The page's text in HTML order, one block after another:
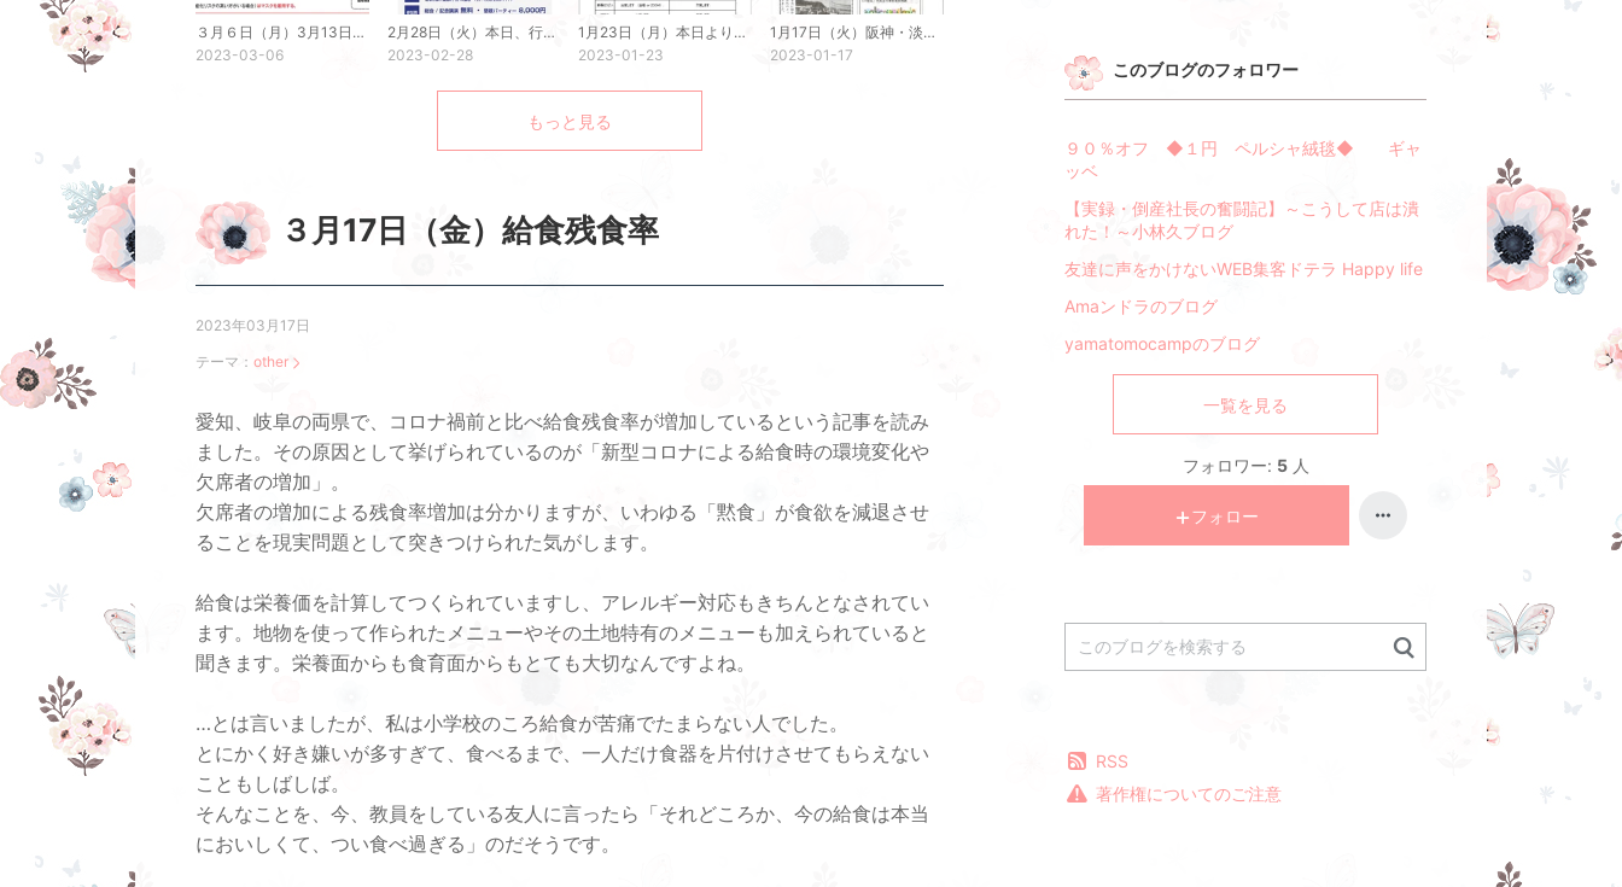
３月６日（月）3月13日以降のマスク着用について
2023-03-06
2月28日（火）本日、行事案内を発送しました
2023-02-28
1月23日（月）本日より「新春行事ウィーク」が始まります！
2023-01-23
1月17日（火）阪神・淡路大震災
2023-01-17
もっと見る
３月17日（金）給食残食率
2023年03月17日
テーマ： other
愛知、岐阜の両県で、コロナ禍前と比べ給食残食率が増加しているという記事を読み
ました。その原因として挙げられているのが「新型コロナによる給食時の環境変化や
欠席者の増加」。
欠席者の増加による残食率増加は分かりますが、いわゆる「黙食」が食欲を減退させ
ることを現実問題として突きつけられた気がします。
給食は栄養価を計算してつくられていますし、アレルギー対応もきちんとなされてい
ます。地物を使って作られたメニューやその土地特有のメニューも加えられていると
聞きます。栄養面からも食育面からもとても大切なんですよね。
…とは言いましたが、私は小学校のころ給食が苦痛でたまらない人でした。
とにかく好き嫌いが多すぎて、食べるまで、一人だけ食器を片付けさせてもらえない
こともしばしば。
そんなことを、今、教員をしている友人に言ったら「それどころか、今の給食は本当
においしくて、つい食べ過ぎる」のだそうです。
このブログのフォロワー
９０％オフ ◆１円 ペルシャ絨毯◆ ギャ
ッベ
【実録・倒産社長の奮闘記】～こうして店は潰
れた！～小林久ブログ
友達に声をかけないWEB集客ドテラ Happy life
Amaンドラのブログ
yamatomocampのブログ
一覧を見る
フォロワー: 5 人
フォロー
RSS
著作権についてのご注意